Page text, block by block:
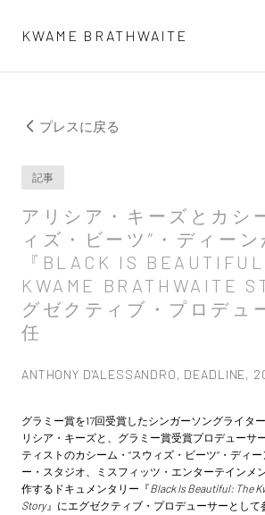
KWAME BRATHWAITE
プレスに戻る
記事
アリシア・キーズとカシ
ィズ・ビーツ”・ディーン
『BLACK IS
KWAME BRATHWAITE
グゼクティブ・プロデュ
任
ANTHONY D'ALESSANDRO, DEADLINE,
グラミー賞を17回受賞したシンガーソングライタ
リシア・キーズと、グラミー賞受賞プロデューサ
ティストのカシーム・“スウィズ・ビーツ”・ディ
ー・スタジオ、ミスフィッツ・エンターテインメ
作するドキュメンタリー『Black Is Beautiful: The
Story』にエグゼクティブ・プロデューサーとして